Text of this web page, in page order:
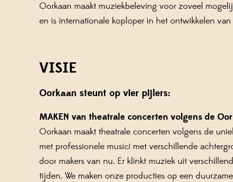
Oorkaan maakt muziekbeleving voor zoveel
en is internationale koploper in het ontwikkelen
VISIE
Oorkaan steunt op vier pijlers:
MAKEN van theatrale concerten volgens de
Oorkaan maakt theatrale concerten volgens de
met professionele musici met verschillende
door makers van nu. Er klinkt muziek uit
tijden. We maken onze producties op een